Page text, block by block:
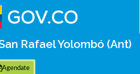
Rafael Yolombó (Ant)
Agendate